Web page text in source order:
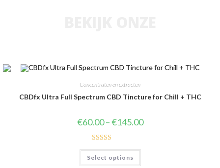
Concentraten en extracten
CBDfx Ultra Full Spectrum CBD Tincture for Chill + THC
€60.00 –€145.00
Rated4.31
out of 5
Select options